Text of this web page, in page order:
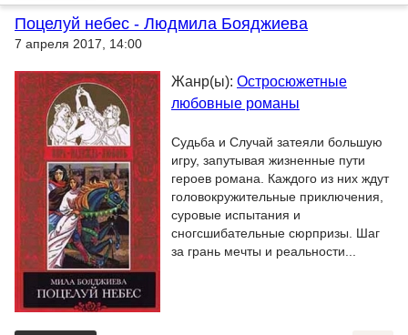
Поцелуй небес - Людмила Бояджиева
7 апреля 2017, 14:00
Жанр(ы): Остросюжетные
любовные романы
Судьба и Случай затеяли большую
игру, запутывая жизненные пути
героев романа. Каждого из них ждут
головокружительные приключения,
суровые испытания и
сногсшибательные сюрпризы. Шаг
за грань мечты и реальности...